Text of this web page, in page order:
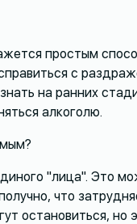
простым
с
на ранних
алкоголю.
"лица". Это
что
остановиться, но